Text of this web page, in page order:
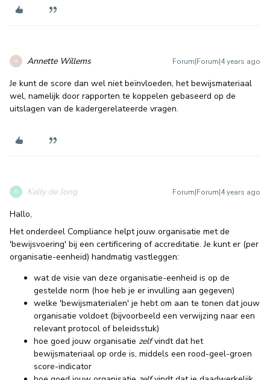
A Annette Willems Forum|Forum|4 years ago
Je kunt de score dan wel niet beïnvloeden, het bewijsmateriaal
wel, namelijk door rapporten te koppelen gebaseerd op de
uitslagen van de kadergerelateerde vragen.
K Kelly de Jong Forum|Forum|4 years ago
Hallo,
Het onderdeel Compliance helpt jouw organisatie met de
'bewijsvoering' bij een certificering of accreditatie. Je kunt er (per
organisatie-eenheid) handmatig vastleggen:
wat de visie van deze organisatie-eenheid is op de
gestelde norm (hoe heb je er invulling aan gegeven)
welke 'bewijsmaterialen' je hebt om aan te tonen dat jouw
organisatie voldoet (bijvoorbeeld een verwijzing naar een
relevant protocol of beleidsstuk)
hoe goed jouw organisatie zelfvindt dat het
bewijsmateriaal op orde is, middels een rood-geel-groen
score-indicator